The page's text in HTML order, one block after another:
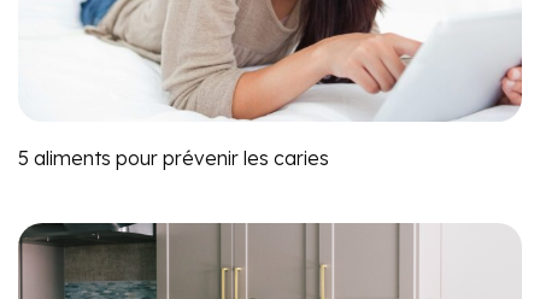
5 aliments pour prévenir les caries